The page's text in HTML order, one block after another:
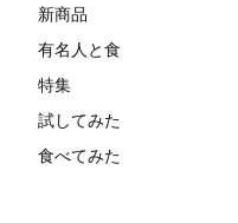
新商品
有名人と食
特集
試してみた
食べてみた